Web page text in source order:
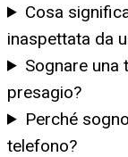
Cosa
inaspettata da
Sognare una
presagio?
Perché
telefono?